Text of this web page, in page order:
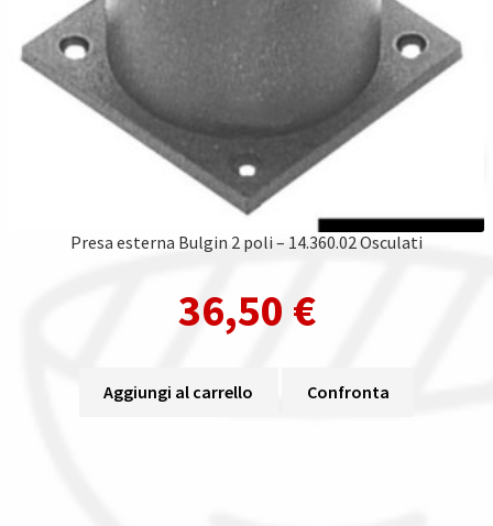
Presa esterna Bulgin 2 poli – 14.360.02 Osculati
36,50 €
Aggiungi al carrello Confronta